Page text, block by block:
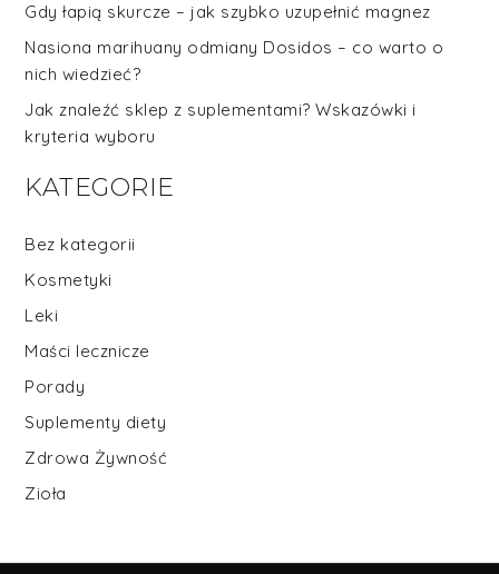
Gdy łapią skurcze – jak szybko uzupełnić magnez
Nasiona marihuany odmiany Dosidos – co warto o
nich wiedzieć?
Jak znaleźć sklep z suplementami? Wskazówki i
kryteria wyboru
KATEGORIE
Bez kategorii
Kosmetyki
Leki
Maści lecznicze
Porady
Suplementy diety
Zdrowa Żywność
Zioła